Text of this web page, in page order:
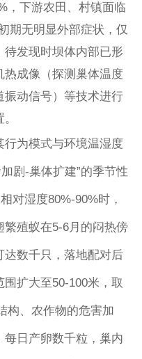
，下游农田、村镇面临
期无明显外部症状，仅
发现时坝体内部已形
成像（探测巢体温度
振动信号）等技术进行
为模式与环境温湿度
剧-巢体扩建”的季节性
对湿度80%-90%时，
殖蚁在5-6月的闷热傍
达数千只，落地配对后
扩大至50-100米，取
构、农作物的危害加
日产卵数千粒，巢内